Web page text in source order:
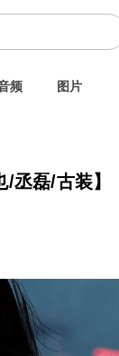
频 图片
丞磊/古装】